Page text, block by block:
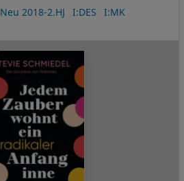
Neu 2018-2.HJ I:DES I:MK